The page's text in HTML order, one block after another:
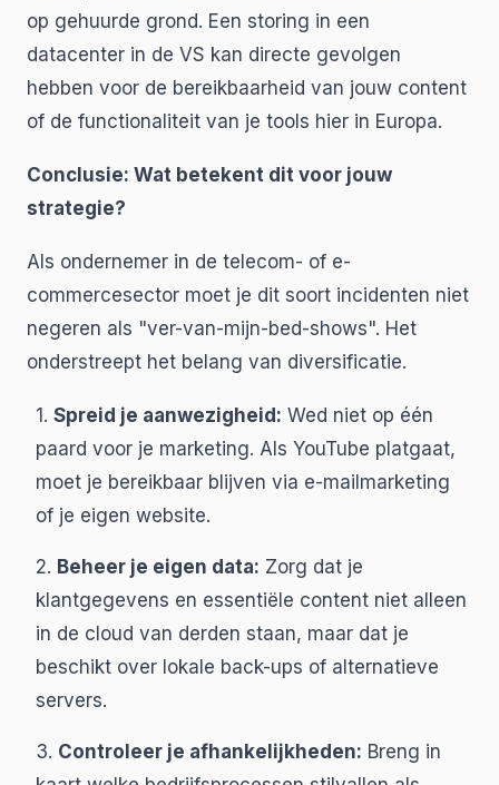
op gehuurde grond. Een storing in een
datacenter in de VS kan directe gevolgen
hebben voor de bereikbaarheid van jouw content
of de functionaliteit van je tools hier in Europa.
Conclusie: Wat betekent dit voor jouw
strategie?
Als ondernemer in de telecom- of e-
commercesector moet je dit soort incidenten niet
negeren als "ver-van-mijn-bed-shows". Het
onderstreept het belang van diversificatie.
1. Spreid je aanwezigheid: Wed niet op één
paard voor je marketing. Als YouTube platgaat,
moet je bereikbaar blijven via e-mailmarketing
of je eigen website.
2. Beheer je eigen data: Zorg dat je
klantgegevens en essentiële content niet alleen
in de cloud van derden staan, maar dat je
beschikt over lokale back-ups of alternatieve
servers.
3. Controleer je afhankelijkheden: Breng in